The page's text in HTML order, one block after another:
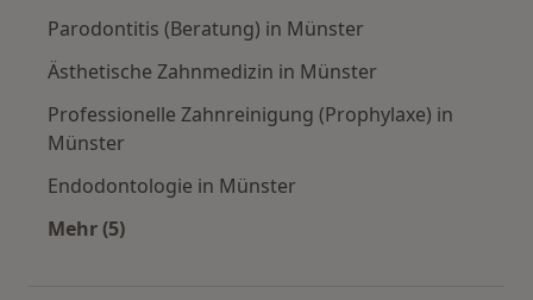
Parodontitis (Beratung) in Münster
Ästhetische Zahnmedizin in Münster
Professionelle Zahnreinigung (Prophylaxe) in
Münster
Endodontologie in Münster
Mehr (5)